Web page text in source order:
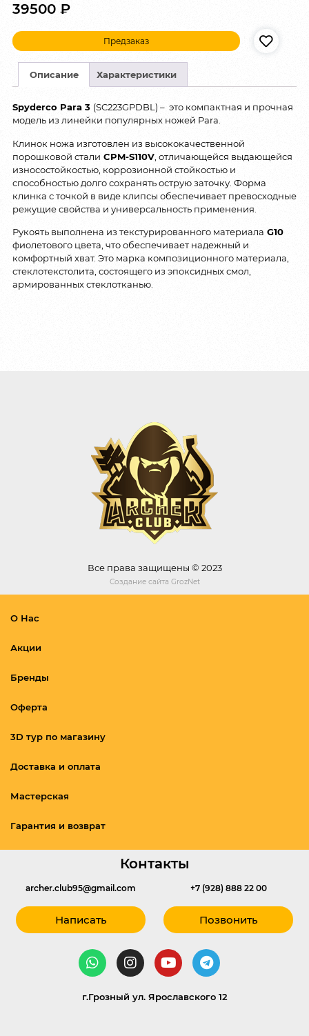
39500 ₽
Предзаказ
Описание Характеристики
Spyderco Para 3 (SC223GPDBL) – это компактная и прочная
модель из линейки популярных ножей Para.
Клинок ножа изготовлен из высококачественной
порошковой стали CPM-S110V , отличающейся выдающейся
износостойкостью, коррозионной стойкостью и
способностью долго сохранять острую заточку. Форма
клинка с точкой в виде клипсы обеспечивает превосходные
режущие свойства и универсальность применения.
Рукоять выполнена из текстурированного материала G10
фиолетового цвета, что обеспечивает надежный и
комфортный хват. Это марка композиционного материала,
стеклотекстолита, состоящего из эпоксидных смол,
армированных стеклотканью.
Все права защищены © 2023
Создание сайта GrozNet
О Нас
Акции
Бренды
Оферта
3D тур по магазину
Доставка и оплата
Мастерская
Гарантия и возврат
Контакты
archer.club95@gmail.com
Написать
+7 (928) 888 22 00
Позвонить
г.Грозный ул. Ярославского 12